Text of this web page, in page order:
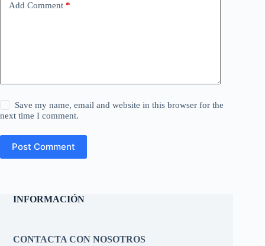
Add Comment *
Save my name, email and website in this browser for the
next time I comment.
Post Comment
INFORMACIÓN
CONTACTA CON NOSOTROS